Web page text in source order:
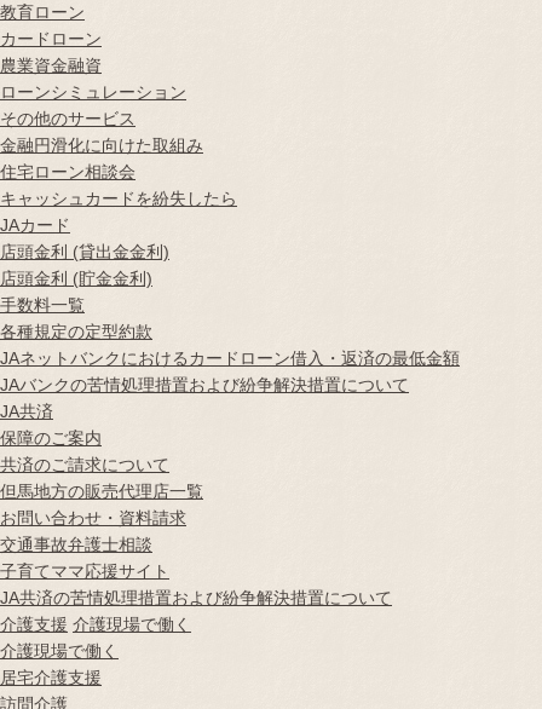
教育ローン
カードローン
農業資金融資
ローンシミュレーション
その他のサービス
金融円滑化に向けた取組み
住宅ローン相談会
キャッシュカードを紛失したら
JAカード
店頭金利 (貸出金金利)
店頭金利 (貯金金利)
手数料一覧
各種規定の定型約款
JAネットバンクにおけるカードローン借入・返済の最低金額
JAバンクの苦情処理措置および紛争解決措置について
JA共済
保障のご案内
共済のご請求について
但馬地方の販売代理店一覧
お問い合わせ・資料請求
交通事故弁護士相談
子育てママ応援サイト
JA共済の苦情処理措置および紛争解決措置について
介護支援 介護現場で働く
介護現場で働く
居宅介護支援
訪問介護